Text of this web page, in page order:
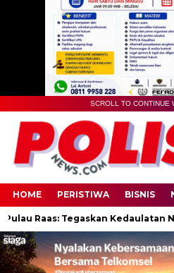
SCROLL TO CONTINUE
HOME PERISTIWA BISNIS
Raas: Tegaskan Kedaulatan NKRI